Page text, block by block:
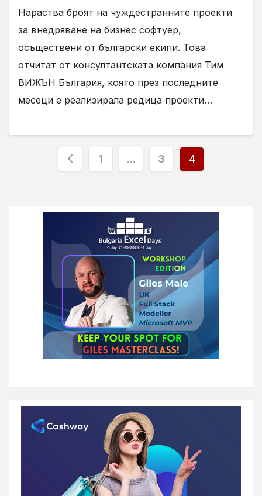
чуждестранни възложители
Нараства броят на чуждестранните проекти
за внедряване на бизнес софтуер,
осъществени от български екипи. Това
отчитат от консултантската компания Тим
ВИЖЪН България, която през последните
месеци е реализирала редица проекти…
Разделяне
публикациите
страници
1 … 3 4